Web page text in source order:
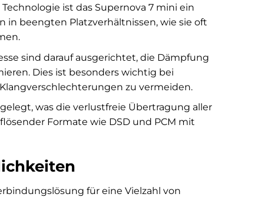
ist das Supernova 7 mini ein
in beengten Platzverhältnissen, wie sie oft
sind darauf ausgerichtet, die Dämpfung
Dies ist besonders wichtig bei
zu vermeiden.
was die verlustfreie Übertragung aller
Formate wie DSD und PCM mit
für eine Vielzahl von